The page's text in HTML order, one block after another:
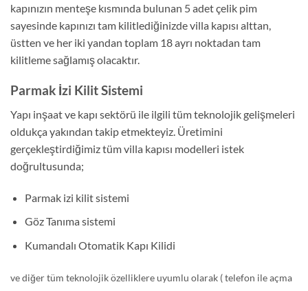
kapınızın menteşe kısmında bulunan 5 adet çelik pim
sayesinde kapınızı tam kilitlediğinizde villa kapısı alttan,
üstten ve her iki yandan toplam 18 ayrı noktadan tam
kilitleme sağlamış olacaktır.
Parmak İzi Kilit Sistemi
Yapı inşaat ve kapı sektörü ile ilgili tüm teknolojik gelişmeleri
oldukça yakından takip etmekteyiz. Üretimini
gerçekleştirdiğimiz tüm villa kapısı modelleri istek
doğrultusunda;
Parmak izi kilit sistemi
Göz Tanıma sistemi
Kumandalı Otomatik Kapı Kilidi
ve diğer tüm teknolojik özelliklere uyumlu olarak ( telefon ile açma